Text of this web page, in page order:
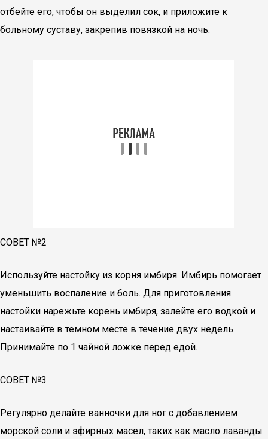
отбейте его, чтобы он выделил сок, и приложите к
больному суставу, закрепив повязкой на ночь.
СОВЕТ №2
Используйте настойку из корня имбиря. Имбирь помогает
уменьшить воспаление и боль. Для приготовления
настойки нарежьте корень имбиря, залейте его водкой и
настаивайте в темном месте в течение двух недель.
Принимайте по 1 чайной ложке перед едой.
СОВЕТ №3
Регулярно делайте ванночки для ног с добавлением
морской соли и эфирных масел, таких как масло лаванды